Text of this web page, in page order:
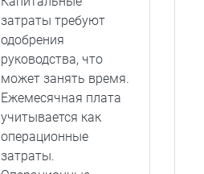
затраты требуют
одобрения
руководства, что
может занять время.
Ежемесячная плата
учитывается как
операционные
затраты.